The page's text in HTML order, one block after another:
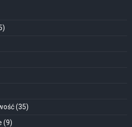
(35)
(9)